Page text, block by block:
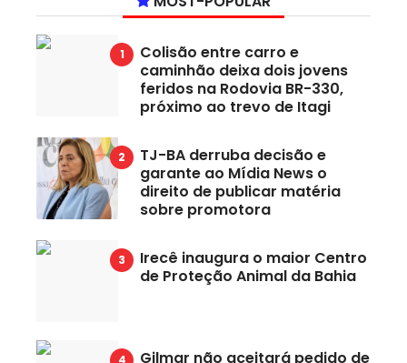
Colisão entre carro e
caminhão deixa dois jovens
feridos na Rodovia BR-330,
próximo ao trevo de Itagi
TJ-BA derruba decisão e
garante ao Mídia News o
direito de publicar matéria
sobre promotora
Irecê inaugura o maior Centro
de Proteção Animal da Bahia
Gilmar não aceitará pedido de